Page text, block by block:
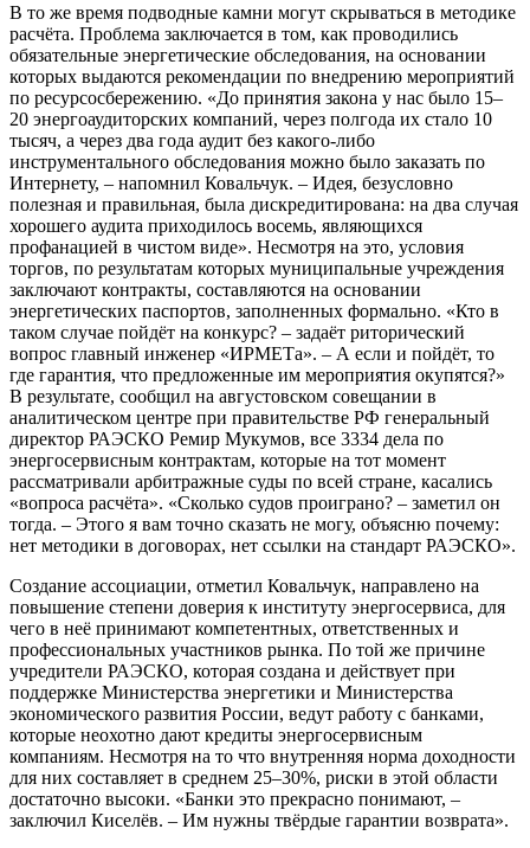
В то же время подводные камни могут скрываться в методике
расчёта. Проблема заключается в том, как проводились
обязательные энергетические обследования, на основании
которых выдаются рекомендации по внедрению мероприятий
по ресурсосбережению. «До принятия закона у нас было 15–
20 энергоаудиторских компаний, через полгода их стало 10
тысяч, а через два года аудит без какого-либо
инструментального обследования можно было заказать по
Интернету, – напомнил Ковальчук. – Идея, безусловно
полезная и правильная, была дискредитирована: на два случая
хорошего аудита приходилось восемь, являющихся
профанацией в чистом виде». Несмотря на это, условия
торгов, по результатам которых муниципальные учреждения
заключают контракты, составляются на основании
энергетических паспортов, заполненных формально. «Кто в
таком случае пойдёт на конкурс? – задаёт риторический
вопрос главный инженер «ИРМЕТа». – А если и пойдёт, то
где гарантия, что предложенные им мероприятия окупятся?»
В результате, сообщил на августовском совещании в
аналитическом центре при правительстве РФ генеральный
директор РАЭСКО Ремир Мукумов, все 3334 дела по
энергосервисным контрактам, которые на тот момент
рассматривали арбитражные суды по всей стране, касались
«вопроса расчёта». «Сколько судов проиграно? – заметил он
тогда. – Этого я вам точно сказать не могу, объясню почему:
нет методики в договорах, нет ссылки на стандарт РАЭСКО».
Создание ассоциации, отметил Ковальчук, направлено на
повышение степени доверия к институту энергосервиса, для
чего в неё принимают компетентных, ответственных и
профессиональных участников рынка. По той же причине
учредители РАЭСКО, которая создана и действует при
поддержке Министерства энергетики и Министерства
экономического развития России, ведут работу с банками,
которые неохотно дают кредиты энергосервисным
компаниям. Несмотря на то что внутренняя норма доходности
для них составляет в среднем 25–30%, риски в этой области
достаточно высоки. «Банки это прекрасно понимают, –
заключил Киселёв. – Им нужны твёрдые гарантии возврата».